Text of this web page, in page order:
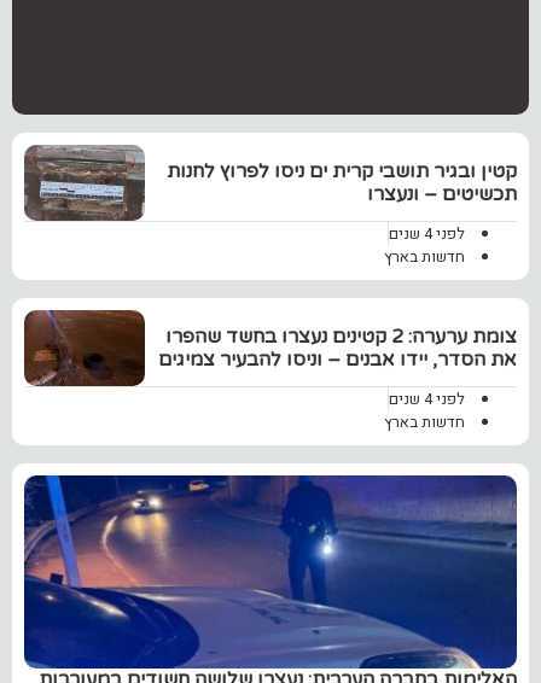
קטין ובגיר תושבי קרית ים ניסו לפרוץ לחנות
תכשיטים – ונעצרו
לפני 4 שנים
חדשות בארץ
צומת ערערה: 2 קטינים נעצרו בחשד שהפרו
את הסדר, יידו אבנים – וניסו להבעיר צמיגים
לפני 4 שנים
חדשות בארץ